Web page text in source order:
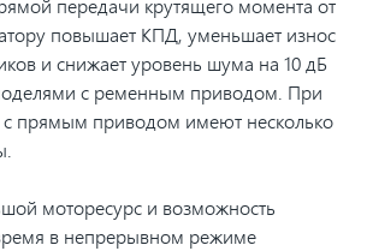
передачи крутящего момента от
повышает КПД, уменьшает износ
и снижает уровень шума на 10 дБ
с ременным приводом. При
прямым приводом имеют несколько
моторесурс и возможность
в непрерывном режиме